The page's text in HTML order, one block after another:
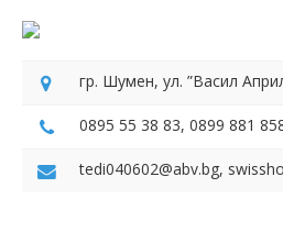
гр. Шумен, ул. ”Васил
0895 55 38 83, 0899 881
tedi040602@abv.bg,